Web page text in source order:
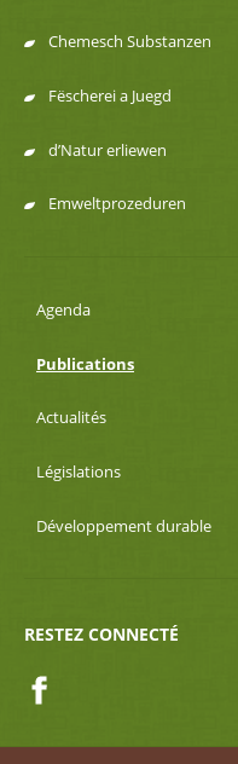
Chemesch Substanzen
Fëscherei a Juegd
d’Natur erliewen
Emweltprozeduren
Agenda
Publications
Actualités
Législations
Développement durable
RESTEZ CONNECTÉ